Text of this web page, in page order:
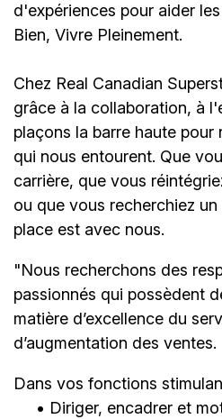
d'expériences pour aider
Bien, Vivre Pleinement.
Chez Real Canadian
grâce à la collaboration, à
plaçons la barre haute
qui nous entourent. Que
carrière, que vous
ou que vous recherchiez
place est avec nous.
"Nous recherchons des
passionnés qui possèdent
matière d’excellence du
d’augmentation des ventes.
Dans vos fonctions
• Diriger, encadrer et